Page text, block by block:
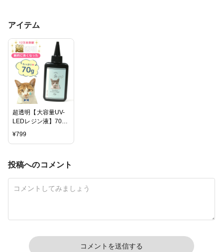
アイテム
超透明【大容量UV-
LEDレジン液】70g
『コスパ＆クオリテ
《クリア》
フト ハードタイプ
すめ
¥799
投稿へのコメント
コメントを送信する